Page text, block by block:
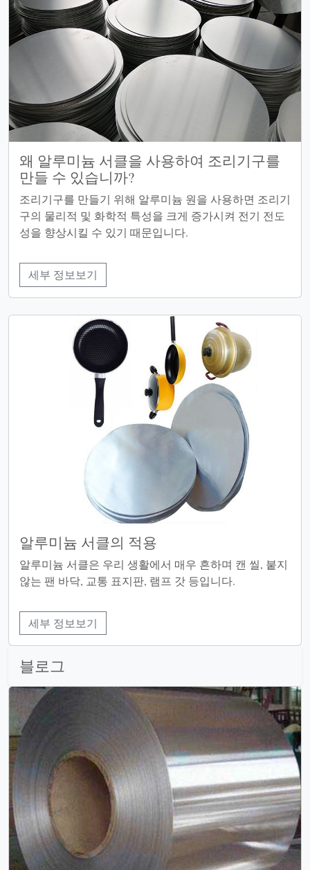
왜 알루미늄 서클을 사용하여 조리기구를
만들 수 있습니까?
조리기구를 만들기 위해 알루미늄 원을 사용하면 조리기
구의 물리적 및 화학적 특성을 크게 증가시켜 전기 전도
성을 향상시킬 수 있기 때문입니다.
세부 정보보기
알루미늄 서클의 적용
​알루미늄 서클은 우리 생활에서 매우 흔하며 캔 씰, 붙지
않는 팬 바닥, 교통 표지판, 램프 갓 등입니다.
세부 정보보기
블로그